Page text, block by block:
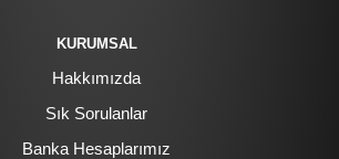
KURUMSAL
Hakkımızda
Sık Sorulanlar
Banka Hesaplarımız